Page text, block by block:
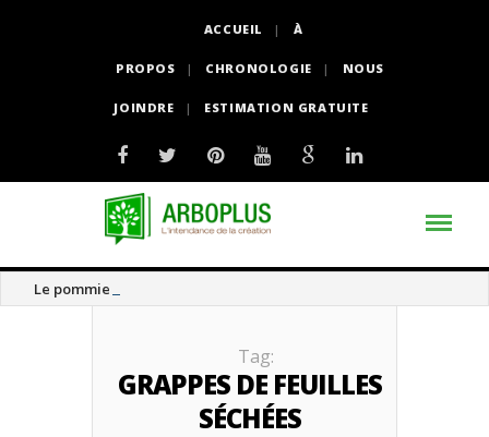
ACCUEIL À
PROPOS CHRONOLOGIE NOUS
JOINDRE ESTIMATION GRATUITE
Le pommier thé
Tag:
GRAPPES DE FEUILLES
SÉCHÉES